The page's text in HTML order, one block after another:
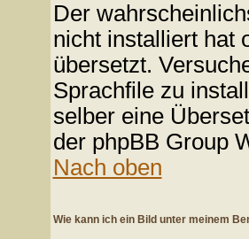
Der
nicht installiert hat
übersetzt.
Sprachfile zu
selber eine
der phpBB Group
Nach oben
Wie kann ich ein Bild unter meinem